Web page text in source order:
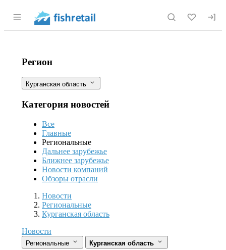
Раздел навигации по сайту fishretail.ru
Остановить браконьеров: в
Фильтры
Регион
Курганская область
Категория новостей
Все
Главные
Региональные
Дальнее зарубежье
Ближнее зарубежье
Новости компаний
Обзоры отрасли
Новости
Разделы
Новости
Региональные
Курганская область
Новости
Региональные Курганская область